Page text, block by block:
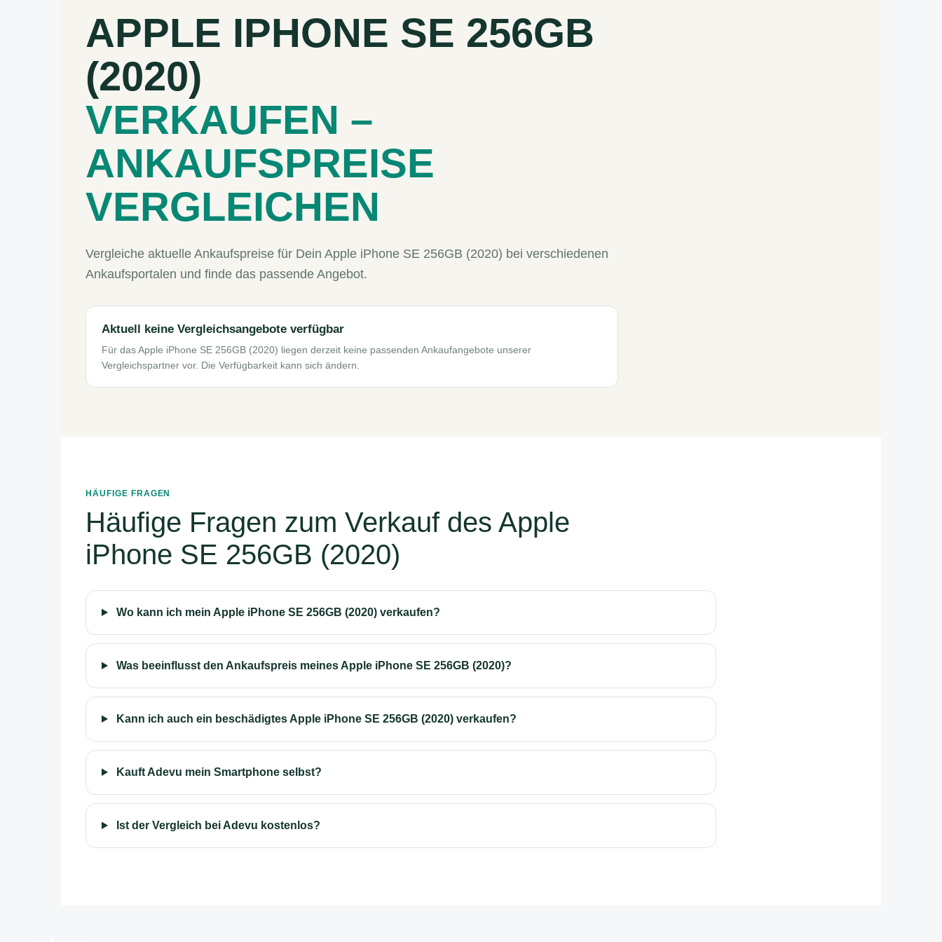
APPLE IPHONE SE 256GB
(2020)
VERKAUFEN –
ANKAUFSPREISE
VERGLEICHEN
Vergleiche aktuelle Ankaufspreise für Dein Apple iPhone SE 256GB (2020) bei verschiedenen
Ankaufsportalen und finde das passende Angebot.
Aktuell keine Vergleichsangebote verfügbar
Für das Apple iPhone SE 256GB (2020) liegen derzeit keine passenden Ankaufangebote unserer
Vergleichspartner vor. Die Verfügbarkeit kann sich ändern.
HÄUFIGE FRAGEN
Häufige Fragen zum Verkauf des Apple
iPhone SE 256GB (2020)
Wo kann ich mein Apple iPhone SE 256GB (2020) verkaufen?
Was beeinflusst den Ankaufspreis meines Apple iPhone SE 256GB (2020)?
Kann ich auch ein beschädigtes Apple iPhone SE 256GB (2020) verkaufen?
Kauft Adevu mein Smartphone selbst?
Ist der Vergleich bei Adevu kostenlos?